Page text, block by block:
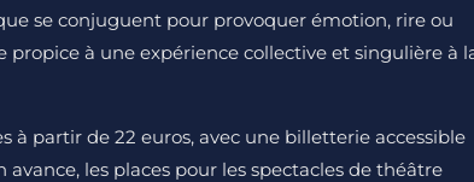
se conjuguent pour provoquer émotion, rire ou
propice à une expérience collective et singulière à
partir de 22 euros, avec une billetterie accessible
les places pour les spectacles de théâtre